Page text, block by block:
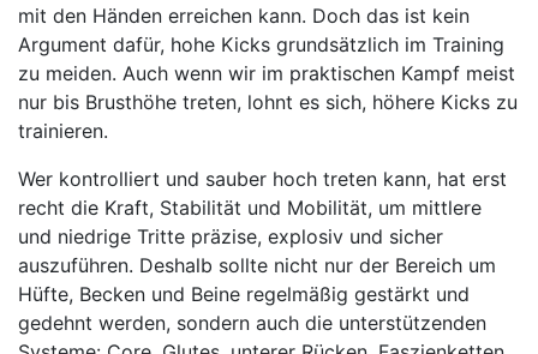
mit den Händen erreichen kann. Doch das ist kein
Argument dafür, hohe Kicks grundsätzlich im Training
zu meiden. Auch wenn wir im praktischen Kampf meist
nur bis Brusthöhe treten, lohnt es sich, höhere Kicks zu
trainieren.
Wer kontrolliert und sauber hoch treten kann, hat erst
recht die Kraft, Stabilität und Mobilität, um mittlere
und niedrige Tritte präzise, explosiv und sicher
auszuführen. Deshalb sollte nicht nur der Bereich um
Hüfte, Becken und Beine regelmäßig gestärkt und
gedehnt werden, sondern auch die unterstützenden